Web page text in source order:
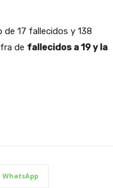
17 fallecidos y 138
de fallecidos a 19 y la
WhatsApp